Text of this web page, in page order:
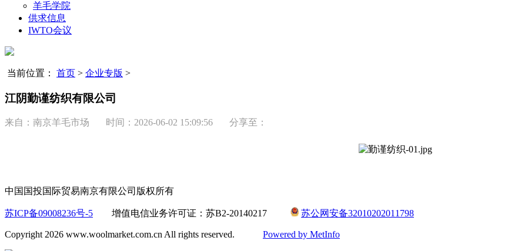
羊毛学院
供求信息
IWTO会议
当前位置： 首页 > 企业专版 >
江阴勤谨纺织有限公司
来自：南京羊毛市场 时间： 2026-06-02 15:09:56 分享至：
中国国投国际贸易南京有限公司版权所有
苏ICP备09008236号-5 增值电信业务许可证：苏B2-20140217 苏公网安备32010202011798
Copyright 2026 www.woolmarket.com.cn All rights reserved. Powered by MetInfo